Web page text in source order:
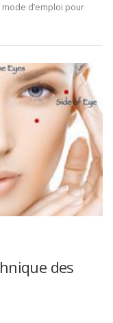
d’emploi pour
des